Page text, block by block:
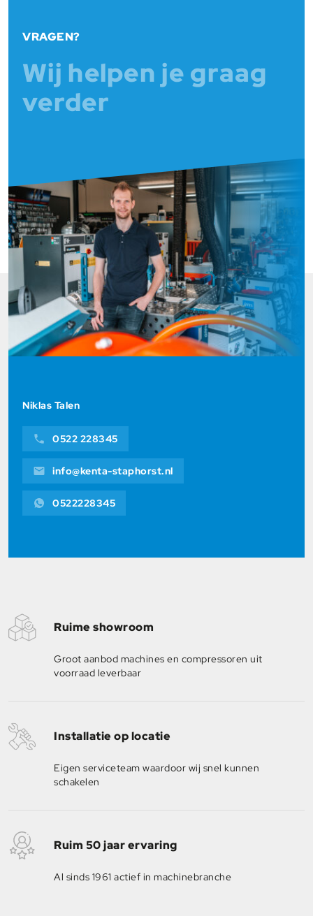
VRAGEN?
Wij helpen je graag
verder
Niklas Talen
0522 228345
info@kenta-staphorst.nl
0522228345
Ruime showroom
Groot aanbod machines en compressoren uit
voorraad leverbaar
Installatie op locatie
Eigen serviceteam waardoor wij snel kunnen
schakelen
Ruim 50 jaar ervaring
Al sinds 1961 actief in machinebranche